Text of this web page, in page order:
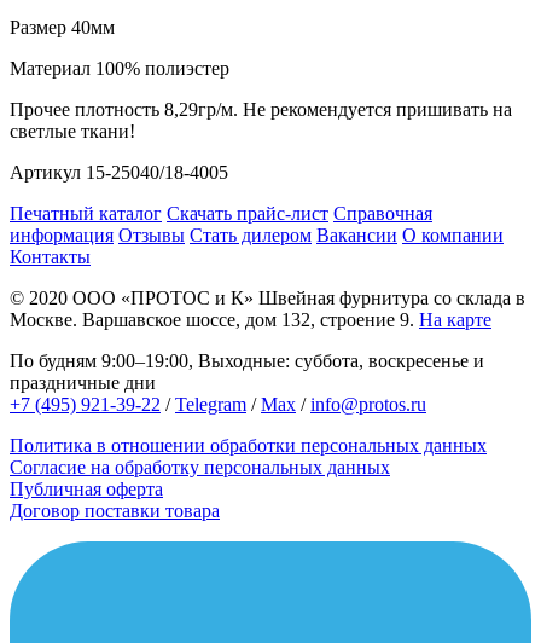
Размер 40мм
Материал 100% полиэстер
Прочее плотность 8,29гр/м. Не рекомендуется пришивать на
светлые ткани!
Артикул 15-25040/18-4005
Печатный каталог Скачать прайс-лист Справочная
информация Отзывы Стать дилером Вакансии О компании
Контакты
© 2020 ООО «ПРОТОС и К» Швейная фурнитура со склада в
Москве. Варшавское шоссе, дом 132, строение 9. На карте
По будням 9:00–19:00, Выходные: суббота, воскресенье и
праздничные дни
+7 (495) 921-39-22 /Telegram /Max /info@protos.ru
Политика в отношении обработки персональных данных
Согласие на обработку персональных данных
Публичная оферта
Договор поставки товара